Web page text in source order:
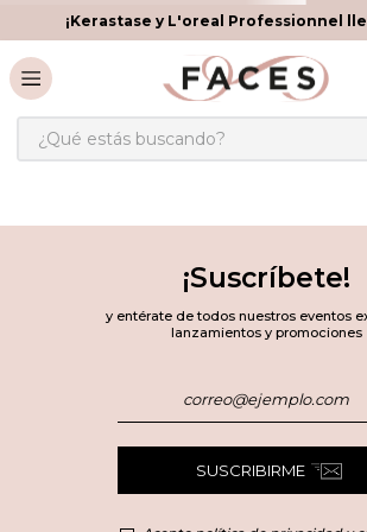
¡Kerastase y L'oreal Professionnel
¿Qué estás buscando?
¡Suscríbete!
y entérate de todos nuestros eventos
lanzamientos y promociones
SUSCRIBIRME